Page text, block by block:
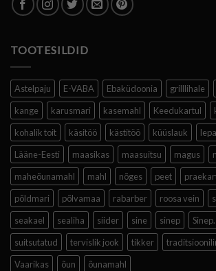
TOOTESILDID
Astelpaju E-VABA Ebaküdoonia grilllihale
kange
karusmari kasemahl Keedukartul
kohalik toit
käsitöö kästitöö küüslauk
Lääne-Eesti
maasikas maasuitsu magus
maheõunamahl
mahl nõges peet
põldmari
põlvamaa rabarber roosa vein
seakael
sealiha siider sine sinep
suitsutatud
tervislik jook tikker
Vaarikas
õun õunamahl